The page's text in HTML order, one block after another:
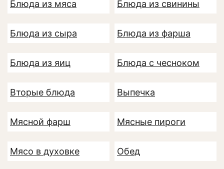
Блюда из мяса Блюда из свинины
Блюда из сыра Блюда из фарша
Блюда из яиц Блюда с чесноком
Вторые блюда Выпечка
Мясной фарш Мясные пироги
Мясо в духовке Обед